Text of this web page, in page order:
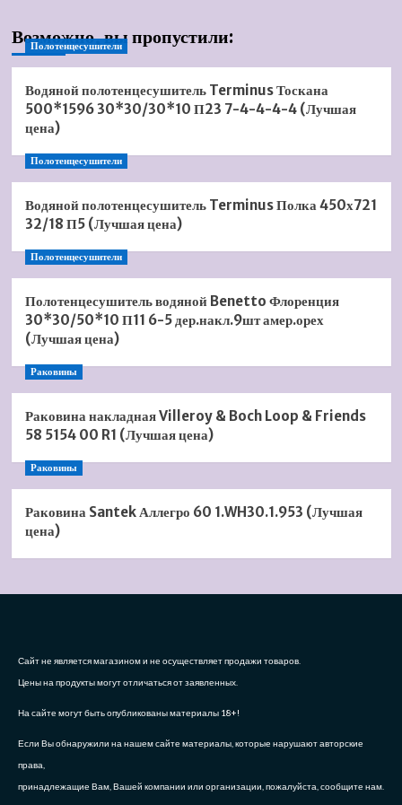
Возможно, вы пропустили:
Полотенцесушители
Водяной полотенцесушитель Terminus Тоскана
500*1596 30*30/30*10 П23 7-4-4-4-4 (Лучшая
цена)
Полотенцесушители
Водяной полотенцесушитель Terminus Полка 450х721
32/18 П5 (Лучшая цена)
Полотенцесушители
Полотенцесушитель водяной Benetto Флоренция
30*30/50*10 П11 6-5 дер.накл.9шт амер.орех
(Лучшая цена)
Раковины
Раковина накладная Villeroy & Boch Loop & Friends
58 5154 00 R1 (Лучшая цена)
Раковины
Раковина Santek Аллегро 60 1.WH30.1.953 (Лучшая
цена)
Сайт не является магазином и не осуществляет продажи товаров.
Цены на продукты могут отличаться от заявленных.
На сайте могут быть опубликованы материалы 18+!
Если Вы обнаружили на нашем сайте материалы, которые нарушают авторские
права,
принадлежащие Вам, Вашей компании или организации, пожалуйста, сообщите нам.